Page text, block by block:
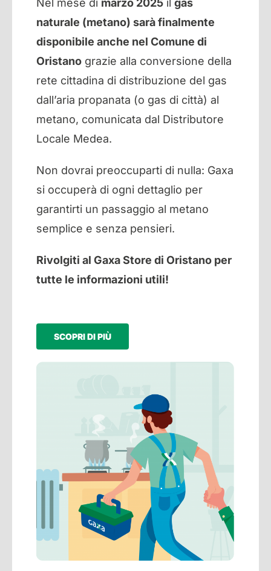
Nel mese di marzo 2025 il gas
naturale (metano) sarà finalmente
disponibile anche nel Comune di
Oristano grazie alla conversione della
rete cittadina di distribuzione del gas
dall’aria propanata (o gas di città) al
metano, comunicata dal Distributore
Locale Medea.
Non dovrai preoccuparti di nulla: Gaxa
si occuperà di ogni dettaglio per
garantirti un passaggio al metano
semplice e senza pensieri.
Rivolgiti al Gaxa Store di Oristano per
tutte le informazioni utili!
SCOPRI DI PIÙ